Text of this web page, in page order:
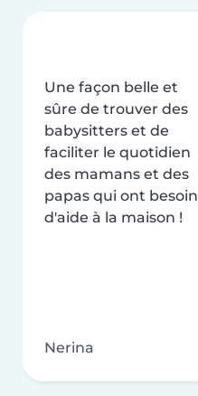
Une façon belle et
sûre de trouver des
babysitters et de
faciliter le quotidien
des mamans et des
papas qui ont besoin
d'aide à la maison !
Nerina